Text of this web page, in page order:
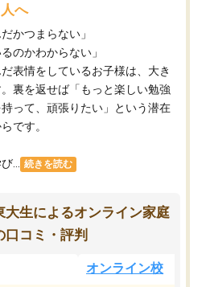
へ
かつまらない」
のかわからない」
表情をしているお子様は、大き
裏を返せば「もっと楽しい勉強
って、頑張りたい」という潜在
です。
... 続きを読む
大生によるオンライン家庭
コミ・評判
オンライン校